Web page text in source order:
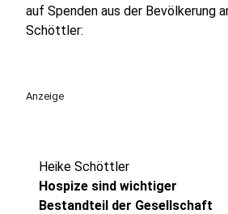
auf Spenden aus der Bevölkerung
Schöttler:
Anzeige
Heike Schöttler
Hospize sind wichtiger
Bestandteil der Gesellschaft